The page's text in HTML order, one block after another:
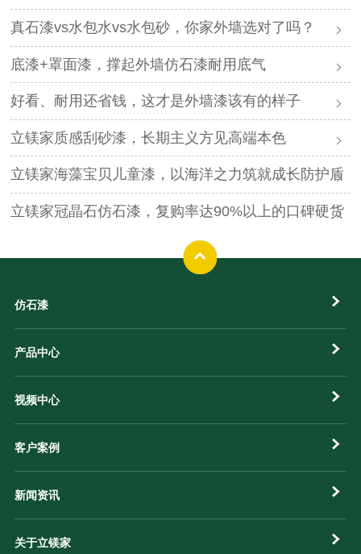
真石漆vs水包水vs水包砂，你家外墙选对了吗？
底漆+罩面漆，撑起外墙仿石漆耐用底气
好看、耐用还省钱，这才是外墙漆该有的样子
立镁家质感刮砂漆，长期主义方见高端本色
立镁家海藻宝贝儿童漆，以海洋之力筑就成长防护盾
立镁家冠晶石仿石漆，复购率达90%以上的口碑硬货
仿石漆
产品中心
视频中心
客户案例
新闻资讯
关于立镁家